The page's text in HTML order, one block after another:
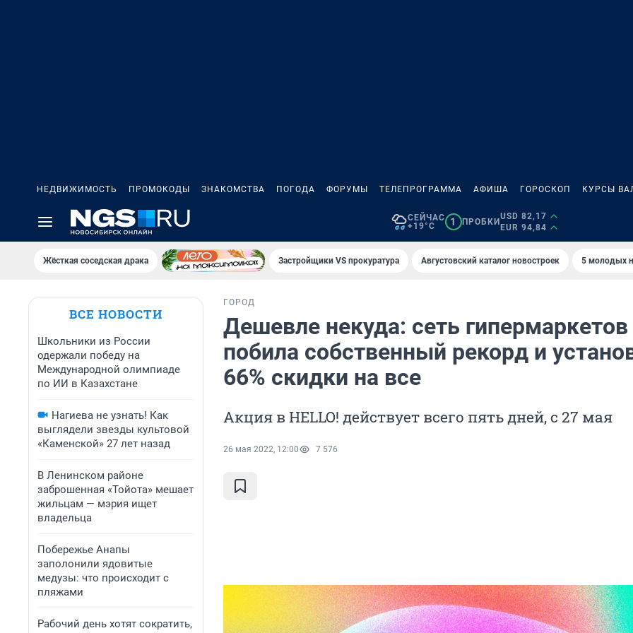
НЕДВИЖИМОСТЬ ПРОМОКОДЫ ЗНАКОМСТВА ПОГОДА ФОРУМЫ ТЕЛЕПРОГРАММА АФИША ГОРОСКОП КУРСЫ
СЕЙЧАС
+19°C
1 ПРОБКИ
USD 82,17
EUR 94,84
Жёсткая соседская драка Застройщики VS прокуратура Августовский каталог новостроек 5 молодых
ВСЕ НОВОСТИ
Школьники из России
одержали победу на
Международной олимпиаде
по ИИ в Казахстане
Нагиева не узнать! Как
выглядели звезды культовой
«Каменской» 27 лет назад
В Ленинском районе
заброшенная «Тойота» мешает
жильцам — мэрия ищет
владельца
Побережье Анапы
заполонили ядовитые
медузы: что происходит с
пляжами
Рабочий день хотят сократить,
ГОРОД
Дешевле некуда: сеть гипермаркетов
побила собственный рекорд и
66% скидки на все
Акция в HELLO! действует всего пять дней, с 27 мая
26 мая 2022, 12:00 7 576